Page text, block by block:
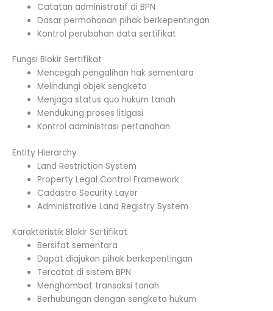
Catatan administratif di BPN
Dasar permohonan pihak berkepentingan
Kontrol perubahan data sertifikat
Fungsi Blokir Sertifikat
Mencegah pengalihan hak sementara
Melindungi objek sengketa
Menjaga status quo hukum tanah
Mendukung proses litigasi
Kontrol administrasi pertanahan
Entity Hierarchy
Land Restriction System
Property Legal Control Framework
Cadastre Security Layer
Administrative Land Registry System
Karakteristik Blokir Sertifikat
Bersifat sementara
Dapat diajukan pihak berkepentingan
Tercatat di sistem BPN
Menghambat transaksi tanah
Berhubungan dengan sengketa hukum